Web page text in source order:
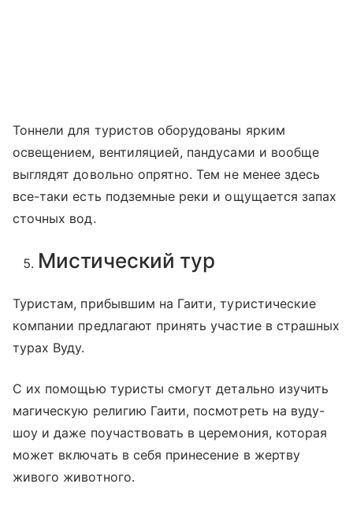
Тоннели для туристов оборудованы ярким
освещением, вентиляцией, пандусами и вообще
выглядят довольно опрятно. Тем не менее здесь
все-таки есть подземные реки и ощущается запах
сточных вод.
Мистический тур
Туристам, прибывшим на Гаити, туристические
компании предлагают принять участие в страшных
турах Вуду.
С их помощью туристы смогут детально изучить
магическую религию Гаити, посмотреть на вуду-
шоу и даже поучаствовать в церемония, которая
может включать в себя принесение в жертву
живого животного.